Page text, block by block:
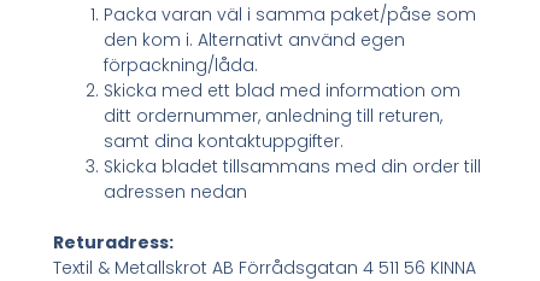
Packa varan väl i samma paket/påse som
den kom i. Alternativt använd egen
förpackning/låda.
Skicka med ett blad med information om
ditt ordernummer, anledning till returen,
samt dina kontaktuppgifter.
Skicka bladet tillsammans med din order till
adressen nedan
Returadress:
Textil & Metallskrot AB Förrådsgatan 4 511 56 KINNA